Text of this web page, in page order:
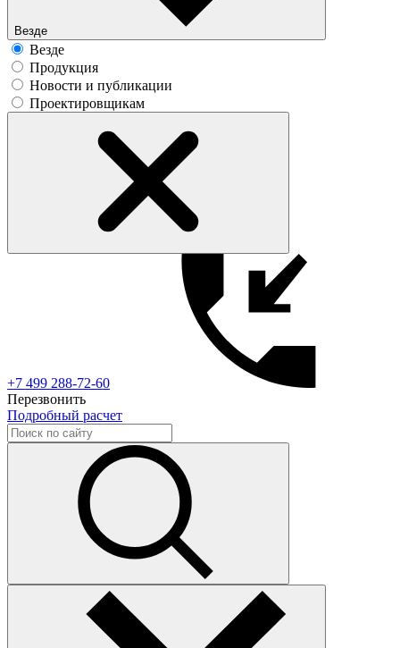
Везде
Везде
Продукция
Новости и публикации
Проектировщикам
+7 499 288-72-60
Перезвонить
Подробный расчет